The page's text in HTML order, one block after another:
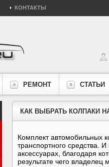
КОНТАКТЫ
РЕМОНТ СТАТЬИ
КАК ВЫБРАТЬ КОЛПАКИ
Комплект автомобильных
транспортного средства.
аксессуарах, благодаря
результате чего